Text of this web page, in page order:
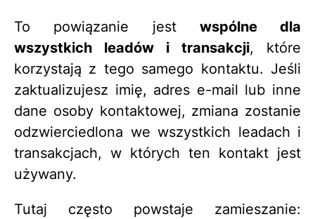
To powiązanie jest wspólne dla
wszystkich leadów i transakcji, które
korzystają z tego samego kontaktu. Jeśli
zaktualizujesz imię, adres e-mail lub inne
dane osoby kontaktowej, zmiana zostanie
odzwierciedlona we wszystkich leadach i
transakcjach, w których ten kontakt jest
używany.
Tutaj często powstaje zamieszanie: